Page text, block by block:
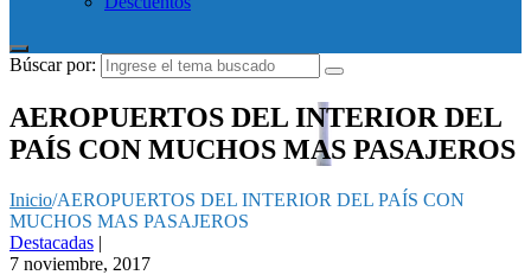
Búscar por:
AEROPUERTOS DEL INTERIOR DEL
PAÍS CON MUCHOS MAS PASAJEROS
Inicio/AEROPUERTOS DEL INTERIOR DEL PAÍS CON
MUCHOS MAS PASAJEROS
Destacadas |
7 noviembre, 2017